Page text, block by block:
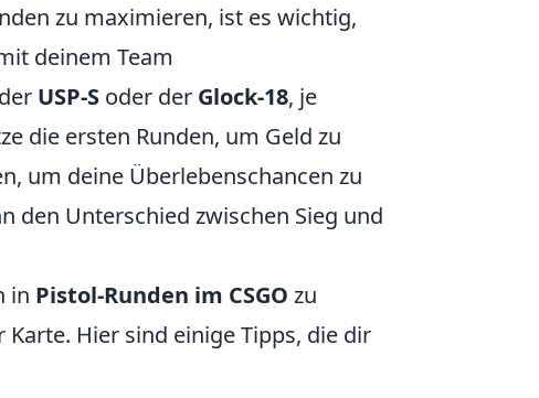
zu maximieren, ist es wichtig,
deinem Team
USP-S oder der Glock-18, je
die ersten Runden, um Geld zu
um deine Überlebenschancen zu
den Unterschied zwischen Sieg und
in Pistol-Runden im CSGO zu
Hier sind einige Tipps, die dir